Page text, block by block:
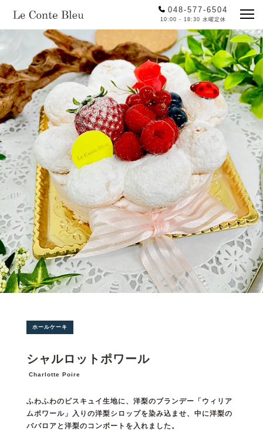
048-577-6504
10:00 - 18:30 水曜定休
ホールケーキ
シャルロットポワール
Charlotte Poire
ふわふわのビスキュイ生地に、洋梨のブランデー「ウィリア
ムポワール」入りの洋梨シロップを染み込ませ、中に洋梨の
ババロアと洋梨のコンポートを入れました。